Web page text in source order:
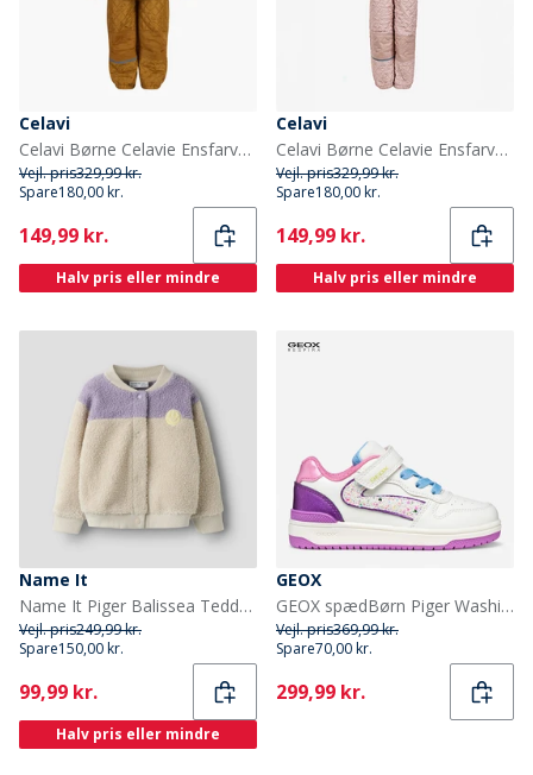
Celavi
Celavi Børne Celavie Ensfarvet Basis Termosæt Buckthorn Brown
Vejl. pris329,99 kr.
Spare180,00 kr.
Current
149,99 kr.
Halv pris eller mindre
Celavi
Celavi Børne Celavie Ensfarvet Basis Termosæt Misty Rose
Vejl. pris329,99 kr.
Spare180,00 kr.
Current
149,99 kr.
Halv pris eller mindre
Name It
Name It Piger Balissea Teddy Fleece Pumice Stone
Vejl. pris249,99 kr.
Spare150,00 kr.
Current
99,99 kr.
Halv pris eller mindre
GEOX
GEOX spædBørn Piger Washiba Træningssko Hvid/Mørk Lilla Hvid/Dk Purple
Vejl. pris369,99 kr.
Spare70,00 kr.
Current
299,99 kr.